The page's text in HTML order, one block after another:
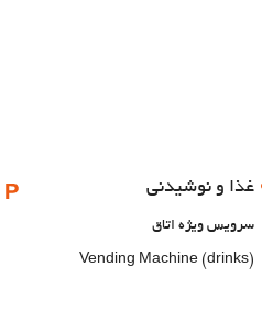
غذا و نوشیدنی
سرویس ویژه اتاق
Vending Machine (drinks)